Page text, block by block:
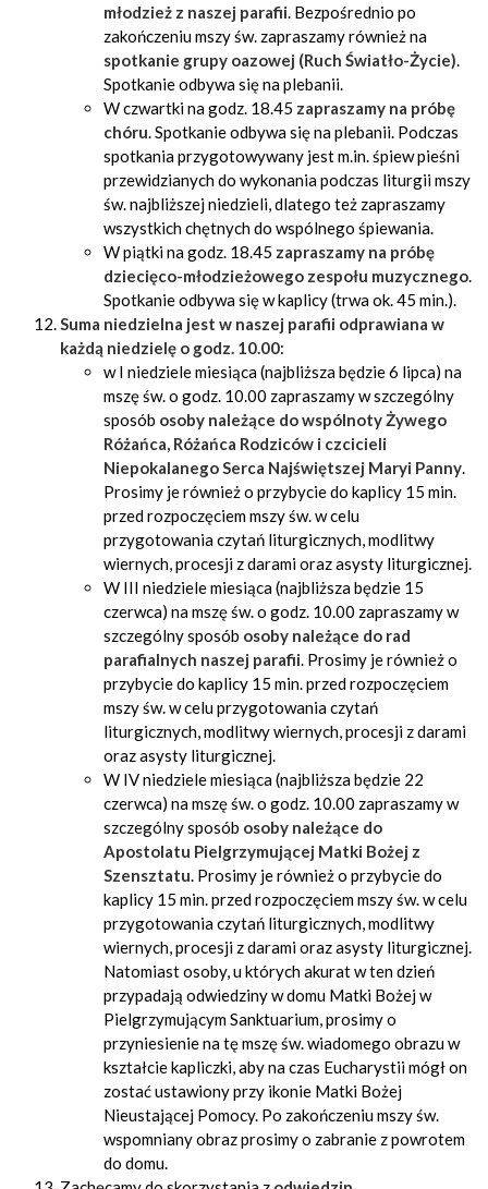
młodzież z naszej parafii. Bezpośrednio po
zakończeniu mszy św. zapraszamy również na
spotkanie grupy oazowej (Ruch Światło-Życie).
Spotkanie odbywa się na plebanii.
W czwartki na godz. 18.45 zapraszamy na próbę
chóru. Spotkanie odbywa się na plebanii. Podczas
spotkania przygotowywany jest m.in. śpiew pieśni
przewidzianych do wykonania podczas liturgii mszy
św. najbliższej niedzieli, dlatego też zapraszamy
wszystkich chętnych do wspólnego śpiewania.
W piątki na godz. 18.45 zapraszamy na próbę
dziecięco-młodzieżowego zespołu muzycznego.
Spotkanie odbywa się w kaplicy (trwa ok. 45 min.).
Suma niedzielna jest w naszej parafii odprawiana w
każdą niedzielę o godz. 10.00:
w I niedziele miesiąca (najbliższa będzie 6 lipca) na
mszę św. o godz. 10.00 zapraszamy w szczególny
sposób osoby należące dowspólnoty Żywego
Różańca, Różańca Rodziców i czcicieli
Niepokalanego Serca Najświętszej Maryi Panny.
Prosimy je również o przybycie do kaplicy 15 min.
przed rozpoczęciem mszy św. w celu
przygotowania czytań liturgicznych, modlitwy
wiernych, procesji z darami oraz asysty liturgicznej.
W III niedziele miesiąca (najbliższa będzie 15
czerwca) na mszę św. o godz. 10.00 zapraszamy w
szczególny sposób osoby należące do rad
parafialnych naszej parafii. Prosimy je również o
przybycie do kaplicy 15 min. przed rozpoczęciem
mszy św. w celu przygotowania czytań
liturgicznych, modlitwy wiernych, procesji z darami
oraz asysty liturgicznej.
W IV niedziele miesiąca (najbliższa będzie 22
czerwca) na mszę św. o godz. 10.00 zapraszamy w
szczególny sposób osoby należące do
Apostolatu Pielgrzymującej Matki Bożej z
Szensztatu. Prosimy je również o przybycie do
kaplicy 15 min. przed rozpoczęciem mszy św. w celu
przygotowania czytań liturgicznych, modlitwy
wiernych, procesji z darami oraz asysty liturgicznej.
Natomiast osoby, u których akurat w ten dzień
przypadają odwiedziny w domu Matki Bożej w
Pielgrzymującym Sanktuarium, prosimy o
przyniesienie na tę mszę św. wiadomego obrazu w
kształcie kapliczki, aby na czas Eucharystii mógł on
zostać ustawiony przy ikonie Matki Bożej
Nieustającej Pomocy. Po zakończeniu mszy św.
wspomniany obraz prosimy o zabranie z powrotem
do domu.